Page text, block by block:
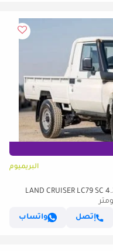
البريميوم
إتصل
واتساب